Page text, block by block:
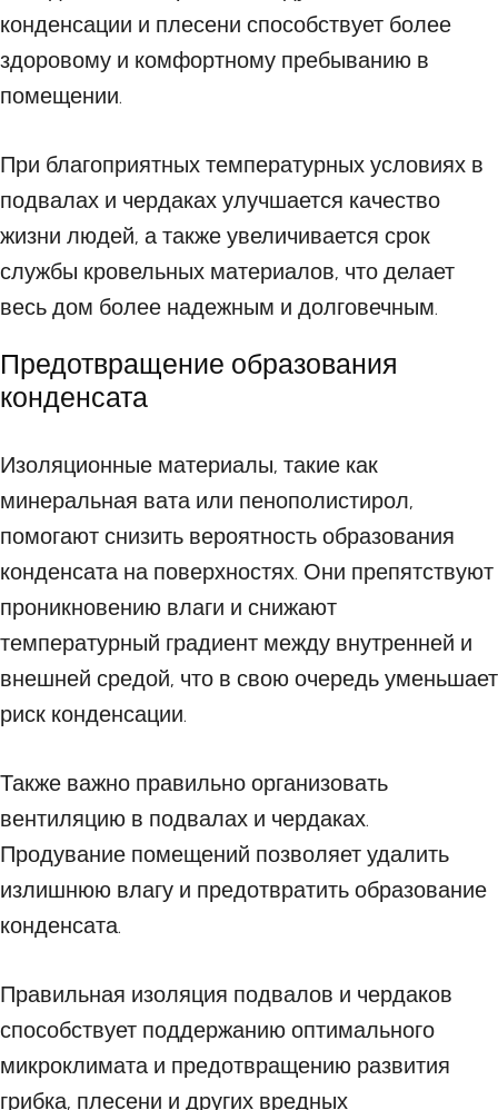
конденсации и плесени способствует более
здоровому и комфортному пребыванию в
помещении.
При благоприятных температурных условиях в
подвалах и чердаках улучшается качество
жизни людей, а также увеличивается срок
службы кровельных материалов, что делает
весь дом более надежным и долговечным.
Предотвращение образования
конденсата
Изоляционные материалы, такие как
минеральная вата или пенополистирол,
помогают снизить вероятность образования
конденсата на поверхностях. Они препятствуют
проникновению влаги и снижают
температурный градиент между внутренней и
внешней средой, что в свою очередь уменьшает
риск конденсации.
Также важно правильно организовать
вентиляцию в подвалах и чердаках.
Продувание помещений позволяет удалить
излишнюю влагу и предотвратить образование
конденсата.
Правильная изоляция подвалов и чердаков
способствует поддержанию оптимального
микроклимата и предотвращению развития
грибка, плесени и других вредных